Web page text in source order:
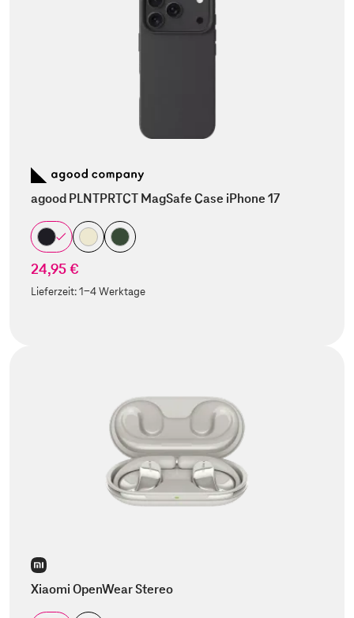
agood PLNTPRTCT MagSafe Case iPhone 17
24,95 €
Lieferzeit:1-4 Werktage
Xiaomi OpenWear Stereo